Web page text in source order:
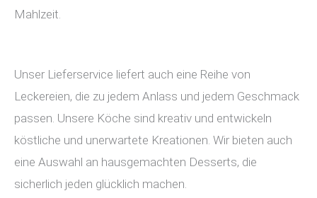
Mahlzeit.
Unser Lieferservice liefert auch eine Reihe von
Leckereien, die zu jedem Anlass und jedem Geschmack
passen. Unsere Köche sind kreativ und entwickeln
köstliche und unerwartete Kreationen. Wir bieten auch
eine Auswahl an hausgemachten Desserts, die
sicherlich jeden glücklich machen.